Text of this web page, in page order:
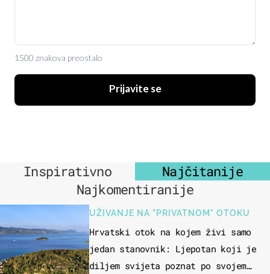
1500 znakova preostalo
Prijavite se
Inspirativno
Najčitanije
Najkomentiranije
UŽIVANJE NA "PRIVATNOM" OTOKU
Hrvatski otok na kojem živi samo
jedan stanovnik: Ljepotan koji je
diljem svijeta poznat po svojem